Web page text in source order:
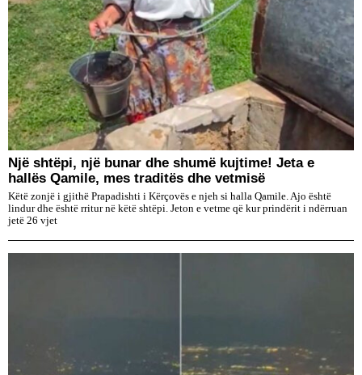
Një shtëpi, një bunar dhe shumë kujtime! Jeta e
hallës Qamile, mes traditës dhe vetmisë
Këtë zonjë i gjithë Prapadishti i Kërçovës e njeh si halla Qamile. Ajo është
lindur dhe është rritur në këtë shtëpi. Jeton e vetme që kur prindërit i ndërruan
jetë 26 vjet